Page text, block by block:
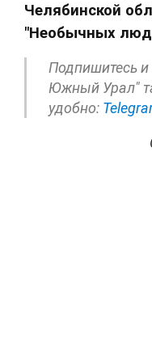
Челябинской
"Необычных
Подпишитесь и
Южный Урал"
удобно: